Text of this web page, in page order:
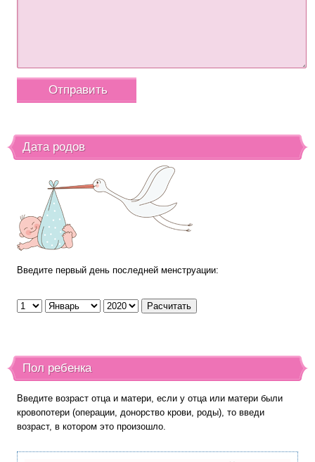
Дата родов
Введите первый день последней менструации:
Пол ребенка
Введите возраст отца и матери, если у отца или матери были
кровопотери (операции, донорство крови, роды), то введи
возраст, в котором это произошло.